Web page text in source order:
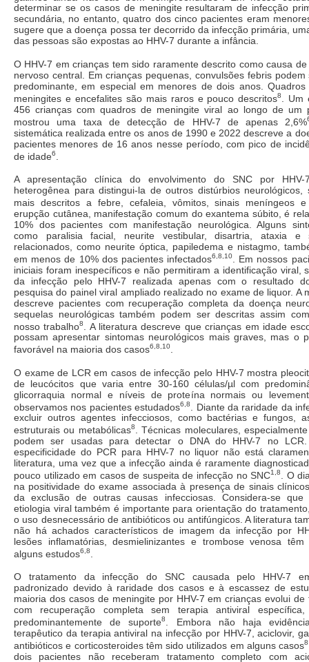
determinar se os casos de meningite resultaram de infecção
secundária, no entanto, quatro dos cinco pacientes eram
sugere que a doença possa ter decorrido da infecção primária,
das pessoas são expostas ao HHV-7 durante a infância.
O HHV-7 em crianças tem sido raramente descrito como causa
nervoso central. Em crianças pequenas, convulsões febris
predominante, em especial em menores de dois anos.
meningites e encefalites são mais raros e pouco descritos8
Um
456 crianças com quadros de meningite viral ao longo de um
mostrou uma taxa de detecção de HHV-7 de apenas 2,6%
sistemática realizada entre os anos de 1990 e 2022 descreve a
pacientes menores de 16 anos nesse período, com pico de
de idade6
A apresentação clínica do envolvimento do SNC por
heterogênea para distingui-la de outros distúrbios neurológicos,
mais descritos a febre, cefaleia, vômitos, sinais meníngeos e
erupção cutânea, manifestação comum do exantema súbito, é
10% dos pacientes com manifestação neurológica. Alguns
como paralisia facial, neurite vestibular, disartria, ataxia e
relacionados, como neurite óptica, papiledema e nistagmo,
em menos de 10% dos pacientes infectados6,8,10
. Em nossos
iniciais foram inespecíficos e não permitiram a identificação viral,
da infecção pelo HHV-7 realizada apenas com o resultado
pesquisa do painel viral ampliado realizado no exame de liquor. A
descreve pacientes com recuperação completa da doença
sequelas neurológicas também podem ser descritas assim
nosso trabalho8
. A literatura descreve que crianças em idade
possam apresentar sintomas neurológicos mais graves, mas o
favorável na maioria dos casos6,8,10
O exame de LCR em casos de infecção pelo HHV-7 mostra
de leucócitos que varia entre 30-160 células/µl com
glicorraquia normal e níveis de proteína normais ou
observamos nos pacientes estudados6,8
. Diante da raridade da
excluir outros agentes infecciosos, como bactérias e fungos,
estruturais ou metabólicas8
. Técnicas moleculares,
podem ser usadas para detectar o DNA do HHV-7 no
especificidade do PCR para HHV-7 no liquor não está
literatura, uma vez que a infecção ainda é raramente
pouco utilizado em casos de suspeita de infecção no SNC1,8
O
na positividade do exame associada à presença de sinais
da exclusão de outras causas infecciosas. Considera-se
etiologia viral também é importante para orientação do
o uso desnecessário de antibióticos ou antifúngicos. A literatura
não há achados característicos de imagem da infecção por
lesões inflamatórias, desmielinizantes e trombose venosa
alguns estudos6,8
O tratamento da infecção do SNC causada pelo HHV-7
padronizado devido à raridade dos casos e à escassez de
maioria dos casos de meningite por HHV-7 em crianças evolui de
com recuperação completa sem terapia antiviral
predominantemente de suporte8
. Embora não haja
terapêutico da terapia antiviral na infecção por HHV-7, aciclovir,
antibióticos e corticosteroides têm sido utilizados em alguns casos8
dois pacientes não receberam tratamento completo com